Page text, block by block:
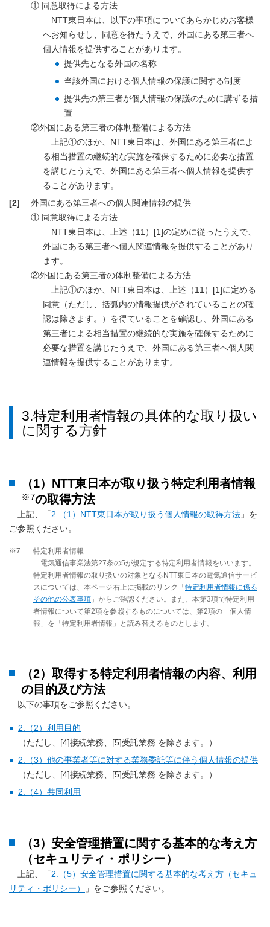
① 同意取得による方法
NTT東日本は、以下の事項についてあらかじめお客様
へお知らせし、同意を得たうえで、外国にある第三者へ
個人情報を提供することがあります。
提供先となる外国の名称
当該外国における個人情報の保護に関する制度
提供先の第三者が個人情報の保護のために講ずる措
置
②外国にある第三者の体制整備による方法
上記①のほか、NTT東日本は、外国にある第三者によ
る相当措置の継続的な実施を確保するために必要な措置
を講じたうえで、外国にある第三者へ個人情報を提供す
ることがあります。
[2]
外国にある第三者への個人関連情報の提供
① 同意取得による方法
NTT東日本は、上述（11）[1]の定めに従ったうえで、
外国にある第三者へ個人関連情報を提供することがあり
ます。
②外国にある第三者の体制整備による方法
上記①のほか、NTT東日本は、上述（11）[1]に定める
同意（ただし、括弧内の情報提供がされていることの確
認は除きます。）を得ていることを確認し、外国にある
第三者による相当措置の継続的な実施を確保するために
必要な措置を講じたうえで、外国にある第三者へ個人関
連情報を提供することがあります。
3.特定利用者情報の具体的な取り扱い
に関する方針
（1）NTT東日本が取り扱う特定利用者情報
※7の取得方法
上記、「2.（1）NTT東日本が取り扱う個人情報の取得方法 」を
ご参照ください。
※7
特定利用者情報
電気通信事業法第27条の5が規定する特定利用者情報をいいます。
特定利用者情報の取り扱いの対象となるNTT東日本の電気通信サービ
スについては、本ページ右上に掲載のリンク「 特定利用者情報に係る
その他の公表事項 」からご確認ください。また、本第3項で特定利用
者情報について第2項を参照するものについては、第2項の「個人情
報」を「特定利用者情報」と読み替えるものとします。
（2）取得する特定利用者情報の内容、利用
の目的及び方法
以下の事項をご参照ください。
2.（2）利用目的
（ただし、[4]接続業務、[5]受託業務 を除きます。）
2.（3）他の事業者等に対する業務委託等に伴う個人情報の提供
（ただし、[4]接続業務、[5]受託業務 を除きます。）
2.（4）共同利用
（3）安全管理措置に関する基本的な考え方
（セキュリティ・ポリシー）
上記、「2.（5）安全管理措置に関する基本的な考え方（セキュ
リティ・ポリシー）
」をご参照ください。